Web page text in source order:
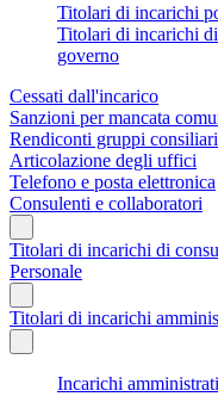
Titolari di incarichi
Titolari di incarichi
governo
Cessati dall'incarico
Sanzioni per mancata
Rendiconti gruppi
Articolazione degli uffici
Telefono e posta elettronica
Consulenti e collaboratori
Titolari di incarichi di
Personale
Titolari di incarichi
Incarichi